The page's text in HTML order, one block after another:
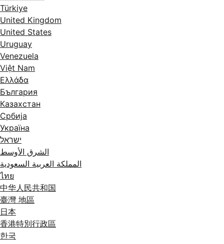
Türkiye
United Kingdom
United States
Uruguay
Venezuela
Việt Nam
Ελλάδα
България
Казахстан
Србија
Україна
ישראל
الشرق الأوسط
المملكة العربية السعودية
ไทย
中华人民共和国
臺灣 地區
日本
香港特別行政區
한국